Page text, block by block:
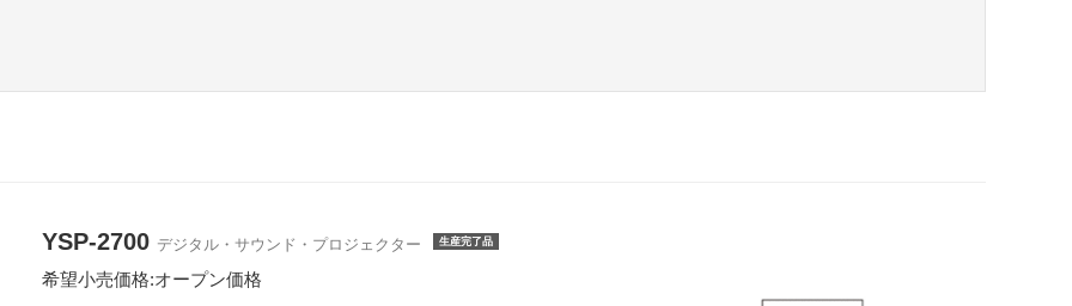
YSP-2700 デジタル・サウンド・プロジェクター 生産完了品
希望小売価格:オープン価格